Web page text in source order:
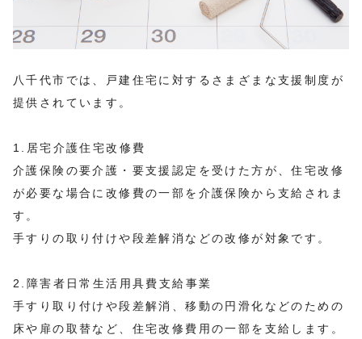
八千代市では、戸建住宅に対するさまざまな支援制度が
提供されています。
1.居宅介護住宅改修費
介護保険の要介護・要支援認定を受けた方が、住宅改修
が必要な場合に改修費の一部を介護保険から支給されま
す。
手すりの取り付けや段差解消などの改修が対象です。
2.障害者日常生活用具費支給事業
手すり取り付けや段差解消、移動の円滑化などのための
床や扉の取替など、住宅改修費用の一部を支給します。